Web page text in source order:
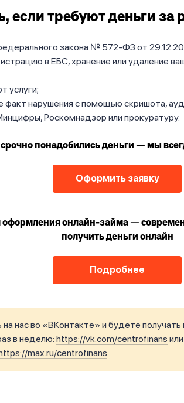
если требуют деньги за
закона № 572-ФЗ от
в ЕБС, хранение или удаление
услуги;
факт нарушения с помощью скришота,
Роскомнадзор или прокуратуру.
понадобились деньги — мы
Оформить заявку
оформления онлайн-займа —
получить деньги онлайн
Подробнее
нас во «ВКонтакте» и будете
в неделю: https://vk.com/centrofinans
max.ru/centrofinans